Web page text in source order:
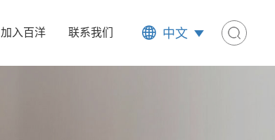
中文
加入百洋 联系我们